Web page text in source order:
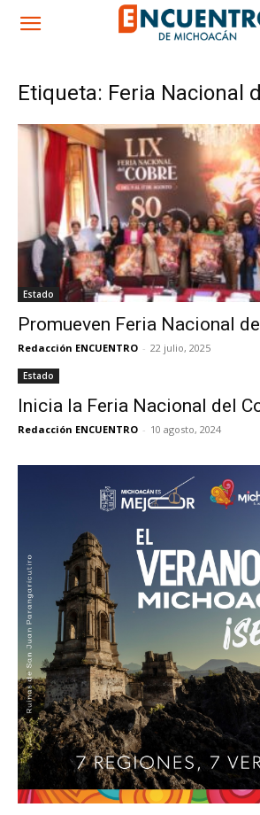
Etiqueta: Feria Nacional
Estado
Promueven Feria Nacional
Redacción ENCUENTRO - 22 julio, 2025
Estado
Inicia la Feria Nacional del
Redacción ENCUENTRO - 10 agosto, 2024